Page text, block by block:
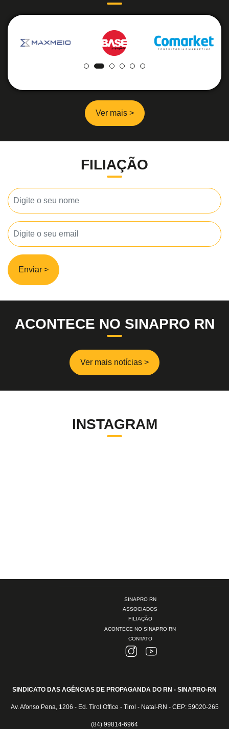
Ver mais >
FILIAÇÃO
Enviar >
ACONTECE NO SINAPRO RN
Ver mais notícias >
INSTAGRAM
SINAPRO RN
ASSOCIADOS
FILIAÇÃO
ACONTECE NO SINAPRO RN
CONTATO
SINDICATO DAS AGÊNCIAS DE PROPAGANDA DO RN - SINAPRO-RN
Av. Afonso Pena, 1206 - Ed. Tirol Office - Tirol - Natal-RN - CEP: 59020-265
(84) 99814-6964